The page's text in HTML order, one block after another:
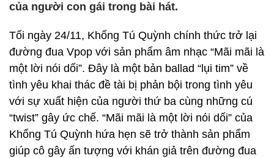
của người con gái trong bài hát.
Tối ngày 24/11, Khổng Tú Quỳnh chính thức trở lại
đường đua Vpop với sản phẩm âm nhạc “Mãi mãi là
một lời nói dối”. Đây là một bản ballad “lụi tim” về
tình yêu khai thác đề tài bị phản bội trong tình yêu
với sự xuất hiện của người thứ ba cùng những cú
“twist” gây ức chế. “Mãi mãi là một lời nói dối” của
Khổng Tú Quỳnh hứa hẹn sẽ trở thành sản phẩm
giúp cô gây ấn tượng với khán giả trên đường đua